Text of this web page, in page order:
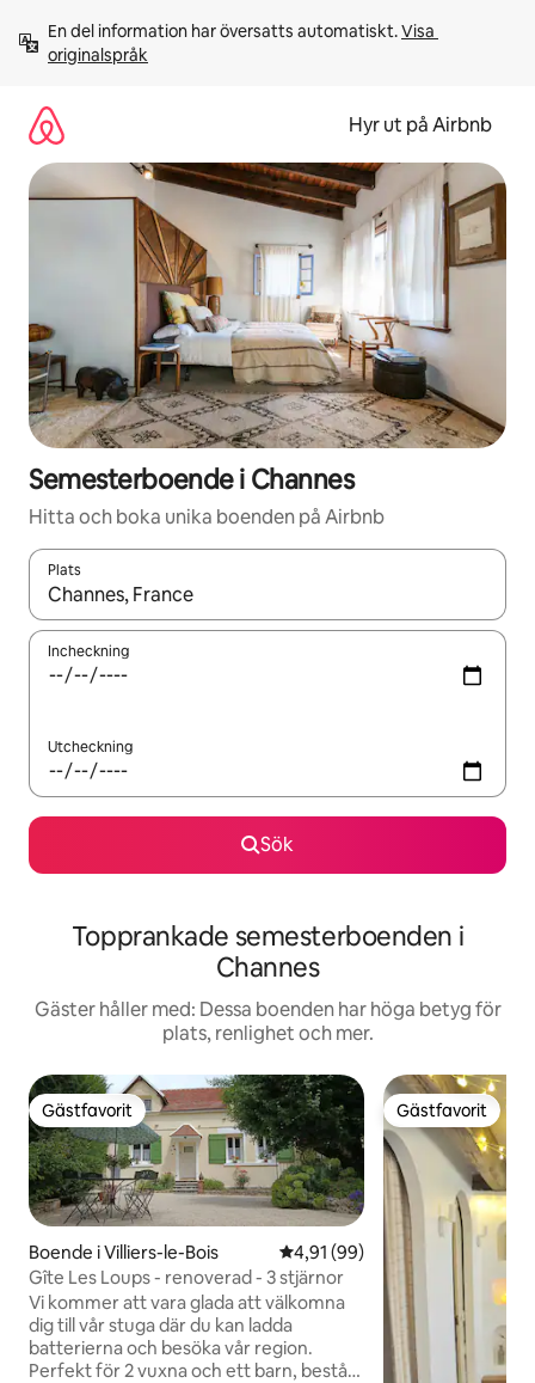
innehåll
En del information har översatts automatiskt. Visa
originalspråk
Hyr ut på Airbnb
Semesterboende i Channes
Hitta och boka unika boenden på Airbnb
Plats
När resultaten är tillgängliga kan du navigera med upp- och
Incheckning
Utcheckning
Sök
Topprankade semesterboenden i
Channes
Gäster håller med: Dessa boenden har höga betyg för
plats, renlighet och mer.
Gästfavorit
Gästfavorit
Boende i Villiers-le-Bois 4,91 av 5 i genomsnittligt
4,91 (99)
Gîte Les Loups - renoverad - 3 stjärnor
Vi kommer att vara glada att välkomna
dig till vår stuga där du kan ladda
batterierna och besöka vår region.
Perfekt för 2 vuxna och ett barn, består
Gästfavorit
Gästfavorit